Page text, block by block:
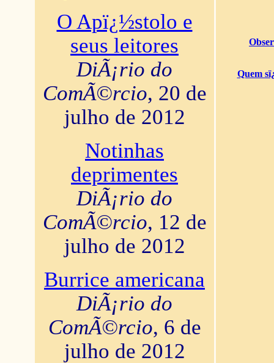
O Apï¿½stolo e
seus leitores
DiÃ¡rio do
ComÃ©rcio, 20 de
julho de 2012
Notinhas
deprimentes
DiÃ¡rio do
ComÃ©rcio, 12 de
julho de 2012
Burrice americana
DiÃ¡rio do
ComÃ©rcio, 6 de
julho de 2012
Quem